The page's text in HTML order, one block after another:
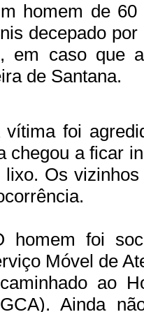
homem de
decepado
em caso que
de Santana.
vítima foi
chegou a ficar
lixo. Os
homem foi
Móvel de
ao
Ainda